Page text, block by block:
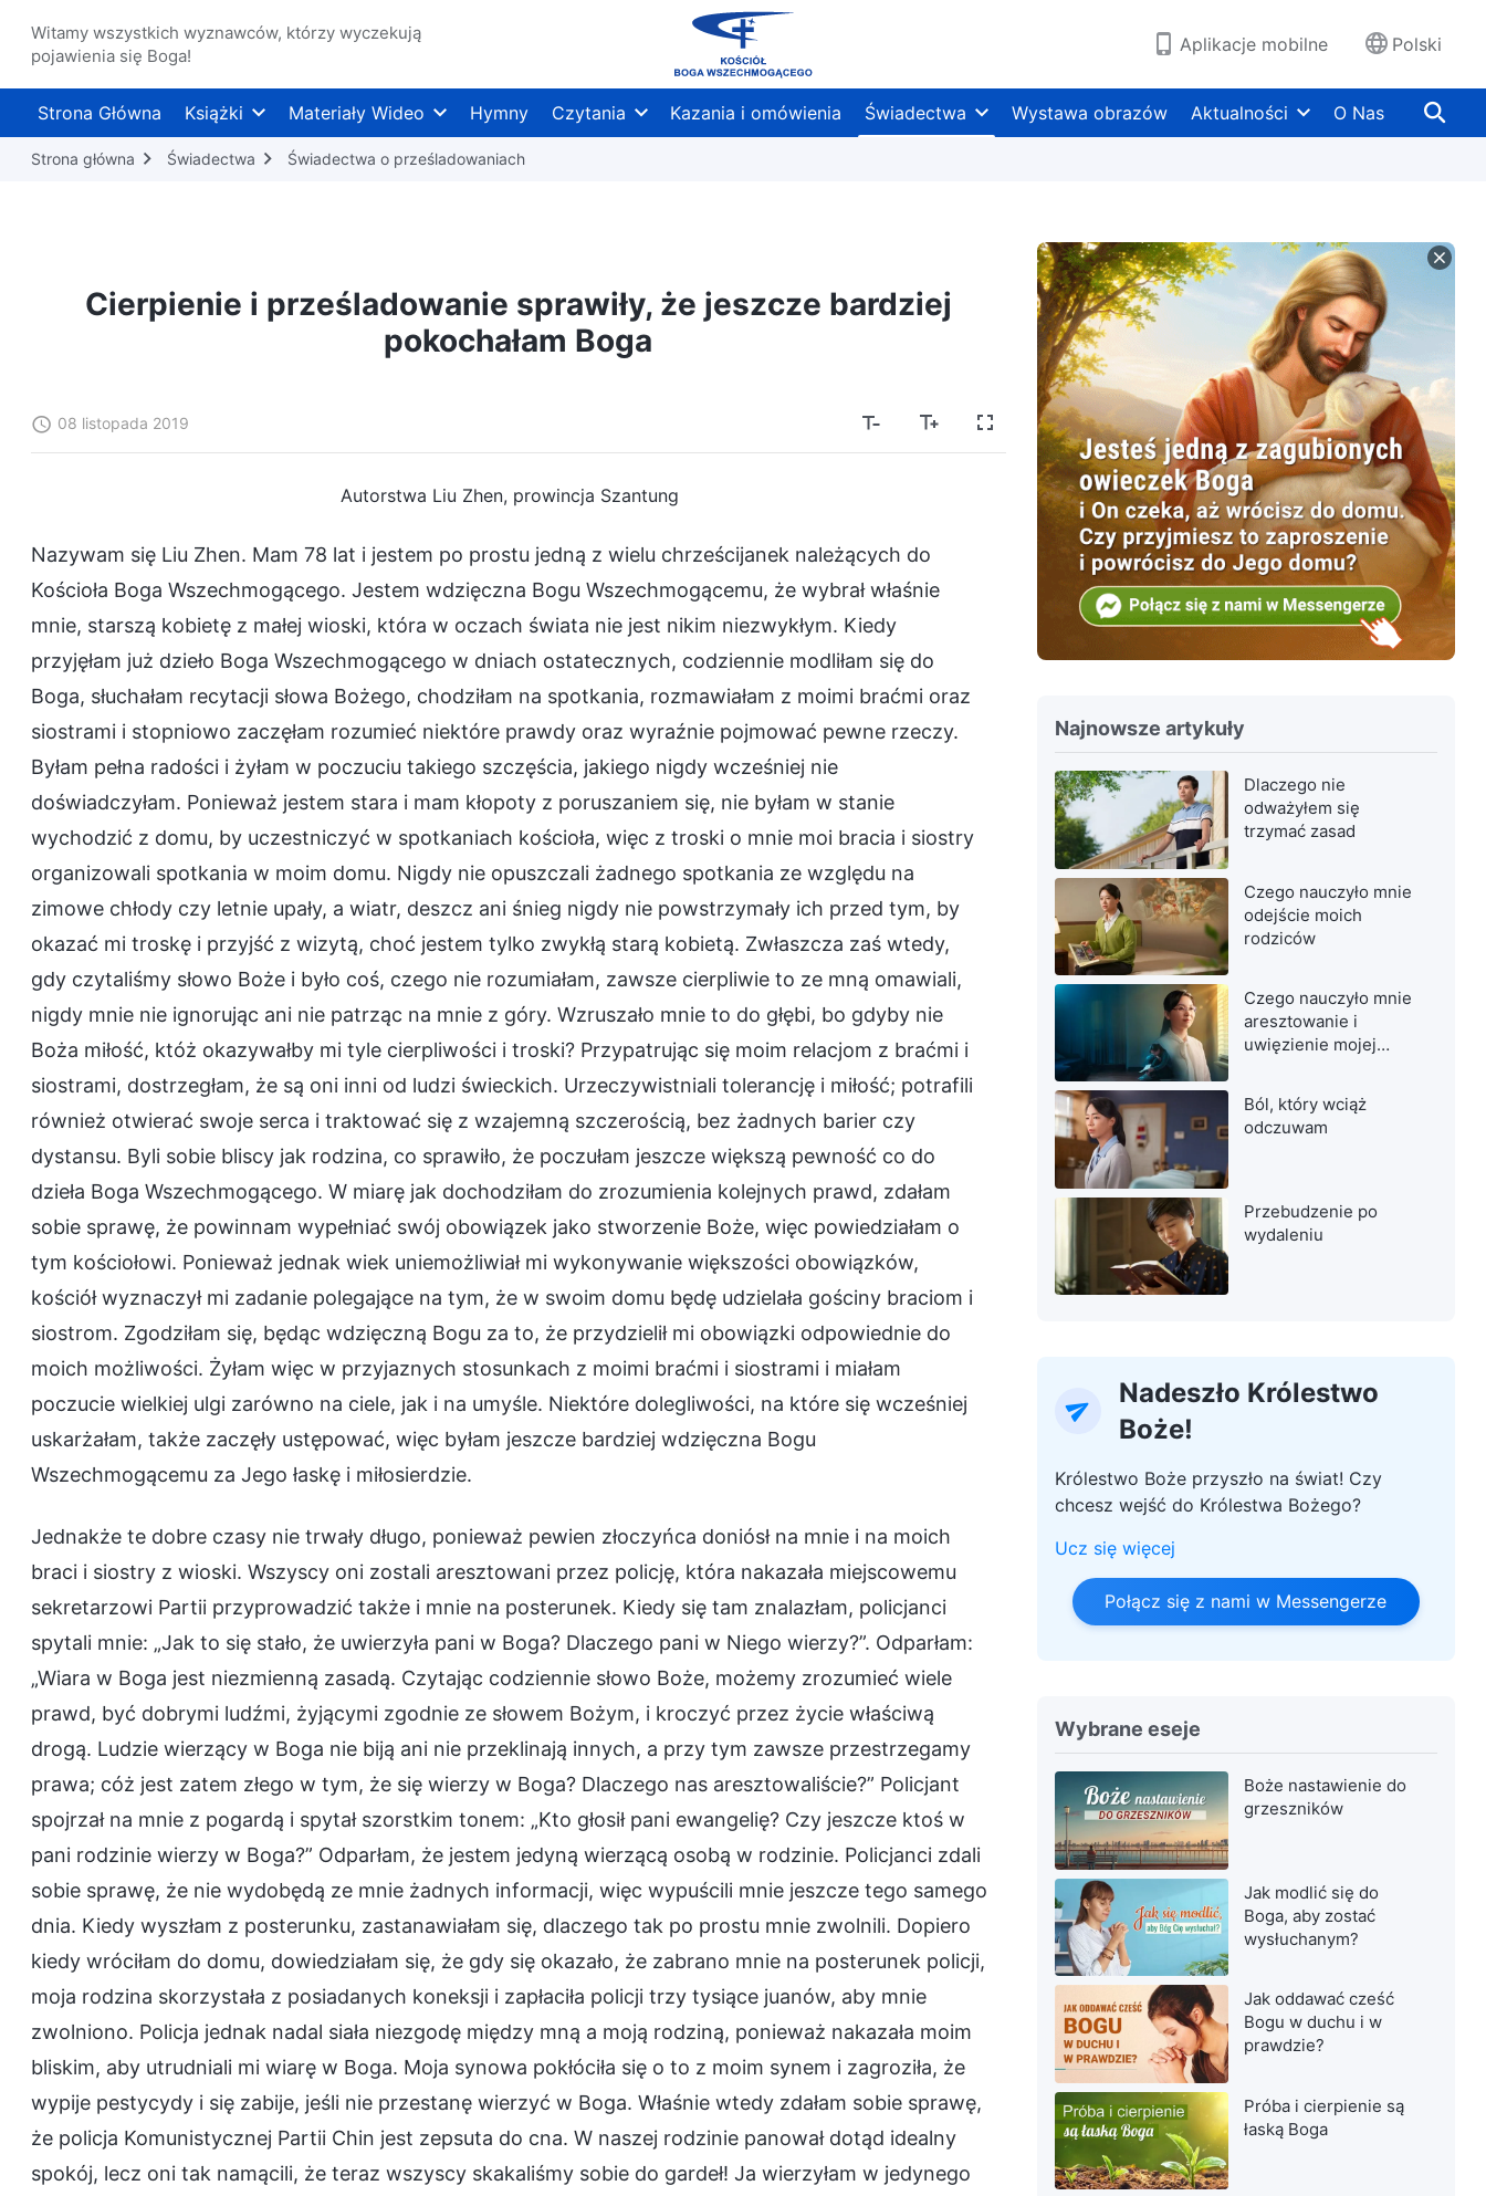
Witamy wszystkich wyznawców, którzy wyczekują
pojawienia się Boga!
Aplikacje mobilne Polski
Strona Główna Książki Materiały Wideo Hymny Czytania Kazania i omówienia Świadectwa Wystawa obrazów Aktualności O Nas
Strona główna Świadectwa Świadectwa o prześladowaniach
Cierpienie i prześladowanie sprawiły, że jeszcze bardziej
pokochałam Boga
08 listopada 2019
Autorstwa Liu Zhen, prowincja Szantung
Nazywam się Liu Zhen. Mam 78 lat i jestem po prostu jedną z wielu chrześcijanek należących do
Kościoła Boga Wszechmogącego. Jestem wdzięczna Bogu Wszechmogącemu, że wybrał właśnie
mnie, starszą kobietę z małej wioski, która w oczach świata nie jest nikim niezwykłym. Kiedy
przyjęłam już dzieło Boga Wszechmogącego w dniach ostatecznych, codziennie modliłam się do
Boga, słuchałam recytacji słowa Bożego, chodziłam na spotkania, rozmawiałam z moimi braćmi oraz
siostrami i stopniowo zaczęłam rozumieć niektóre prawdy oraz wyraźnie pojmować pewne rzeczy.
Byłam pełna radości i żyłam w poczuciu takiego szczęścia, jakiego nigdy wcześniej nie
doświadczyłam. Ponieważ jestem stara i mam kłopoty z poruszaniem się, nie byłam w stanie
wychodzić z domu, by uczestniczyć w spotkaniach kościoła, więc z troski o mnie moi bracia i siostry
organizowali spotkania w moim domu. Nigdy nie opuszczali żadnego spotkania ze względu na
zimowe chłody czy letnie upały, a wiatr, deszcz ani śnieg nigdy nie powstrzymały ich przed tym, by
okazać mi troskę i przyjść z wizytą, choć jestem tylko zwykłą starą kobietą. Zwłaszcza zaś wtedy,
gdy czytaliśmy słowo Boże i było coś, czego nie rozumiałam, zawsze cierpliwie to ze mną omawiali,
nigdy mnie nie ignorując ani nie patrząc na mnie z góry. Wzruszało mnie to do głębi, bo gdyby nie
Boża miłość, któż okazywałby mi tyle cierpliwości i troski? Przypatrując się moim relacjom z braćmi i
siostrami, dostrzegłam, że są oni inni od ludzi świeckich. Urzeczywistniali tolerancję i miłość; potrafili
również otwierać swoje serca i traktować się z wzajemną szczerością, bez żadnych barier czy
dystansu. Byli sobie bliscy jak rodzina, co sprawiło, że poczułam jeszcze większą pewność co do
dzieła Boga Wszechmogącego. W miarę jak dochodziłam do zrozumienia kolejnych prawd, zdałam
sobie sprawę, że powinnam wypełniać swój obowiązek jako stworzenie Boże, więc powiedziałam o
tym kościołowi. Ponieważ jednak wiek uniemożliwiał mi wykonywanie większości obowiązków,
kościół wyznaczył mi zadanie polegające na tym, że w swoim domu będę udzielała gościny braciom i
siostrom. Zgodziłam się, będąc wdzięczną Bogu za to, że przydzielił mi obowiązki odpowiednie do
moich możliwości. Żyłam więc w przyjaznych stosunkach z moimi braćmi i siostrami i miałam
poczucie wielkiej ulgi zarówno na ciele, jak i na umyśle. Niektóre dolegliwości, na które się wcześniej
uskarżałam, także zaczęły ustępować, więc byłam jeszcze bardziej wdzięczna Bogu
Wszechmogącemu za Jego łaskę i miłosierdzie.
Jednakże te dobre czasy nie trwały długo, ponieważ pewien złoczyńca doniósł na mnie i na moich
braci i siostry z wioski. Wszyscy oni zostali aresztowani przez policję, która nakazała miejscowemu
sekretarzowi Partii przyprowadzić także i mnie na posterunek. Kiedy się tam znalazłam, policjanci
spytali mnie: „Jak to się stało, że uwierzyła pani w Boga? Dlaczego pani w Niego wierzy?”. Odparłam:
„Wiara w Boga jest niezmienną zasadą. Czytając codziennie słowo Boże, możemy zrozumieć wiele
prawd, być dobrymi ludźmi, żyjącymi zgodnie ze słowem Bożym, i kroczyć przez życie właściwą
drogą. Ludzie wierzący w Boga nie biją ani nie przeklinają innych, a przy tym zawsze przestrzegamy
prawa; cóż jest zatem złego w tym, że się wierzy w Boga? Dlaczego nas aresztowaliście?” Policjant
spojrzał na mnie z pogardą i spytał szorstkim tonem: „Kto głosił pani ewangelię? Czy jeszcze ktoś w
pani rodzinie wierzy w Boga?” Odparłam, że jestem jedyną wierzącą osobą w rodzinie. Policjanci zdali
sobie sprawę, że nie wydobędą ze mnie żadnych informacji, więc wypuścili mnie jeszcze tego samego
dnia. Kiedy wyszłam z posterunku, zastanawiałam się, dlaczego tak po prostu mnie zwolnili. Dopiero
kiedy wróciłam do domu, dowiedziałam się, że gdy się okazało, że zabrano mnie na posterunek policji,
moja rodzina skorzystała z posiadanych koneksji i zapłaciła policji trzy tysiące juanów, aby mnie
zwolniono. Policja jednak nadal siała niezgodę między mną a moją rodziną, ponieważ nakazała moim
bliskim, aby utrudniali mi wiarę w Boga. Moja synowa pokłóciła się o to z moim synem i zagroziła, że
wypije pestycydy i się zabije, jeśli nie przestanę wierzyć w Boga. Właśnie wtedy zdałam sobie sprawę,
że policja Komunistycznej Partii Chin jest zepsuta do cna. W naszej rodzinie panował dotąd idealny
spokój, lecz oni tak namącili, że teraz wszyscy skakaliśmy sobie do gardeł! Ja wierzyłam w jedynego
Najnowsze artykuły
Dlaczego nie
odważyłem się
trzymać zasad
Czego nauczyło mnie
odejście moich
rodziców
Czego nauczyło mnie
aresztowanie i
uwięzienie mojej
Ból, który wciąż
odczuwam
Przebudzenie po
wydaleniu
Nadeszło Królestwo
Boże!
Królestwo Boże przyszło na świat! Czy
chcesz wejść do Królestwa Bożego?
Ucz się więcej
Połącz się z nami w Messengerze
Wybrane eseje
Boże nastawienie do
grzeszników
Jak modlić się do
Boga, aby zostać
wysłuchanym?
Jak oddawać cześć
Bogu w duchu i w
prawdzie?
Próba i cierpienie są
łaską Boga